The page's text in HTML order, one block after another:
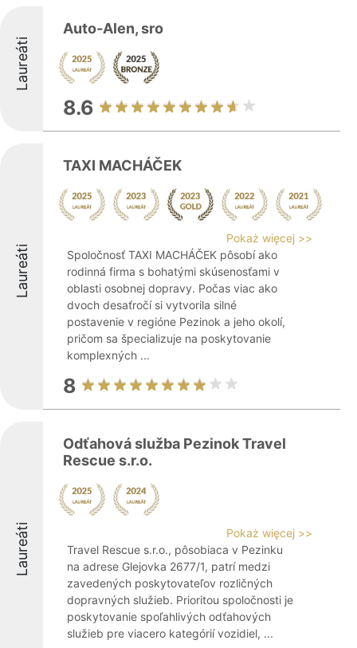
Laureáti
Auto-Alen, sro
8.6
Laureáti
TAXI MACHÁČEK
Pokaż więcej >>
Spoločnosť TAXI MACHÁČEK pôsobí ako
rodinná firma s bohatými skúsenosťami v
oblasti osobnej dopravy. Počas viac ako
dvoch desaťročí si vytvorila silné
postavenie v regióne Pezinok a jeho okolí,
pričom sa špecializuje na poskytovanie
komplexných ...
8
Laureáti
Odťahová služba Pezinok Travel
Rescue s.r.o.
Pokaż więcej >>
Travel Rescue s.r.o., pôsobiaca v Pezinku
na adrese Glejovka 2677/1, patrí medzi
zavedených poskytovateľov rozličných
dopravných služieb. Prioritou spoločnosti je
poskytovanie spoľahlivých odťahových
služieb pre viacero kategórií vozidiel, ...